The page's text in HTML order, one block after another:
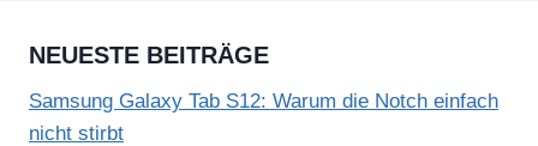
NEUESTE BEITRÄGE
Samsung Galaxy Tab S12: Warum die Notch einfach
nicht stirbt